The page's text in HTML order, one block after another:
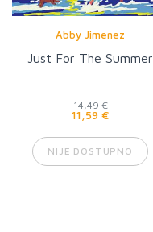
Abby Jimenez
Just For The Summer
14,49 €
11,59 €
NIJE DOSTUPNO